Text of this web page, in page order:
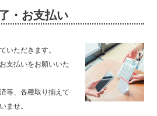
・お支払い
いただきます。
支払いをお願いいた
等、各種取り揃えて
ませ。